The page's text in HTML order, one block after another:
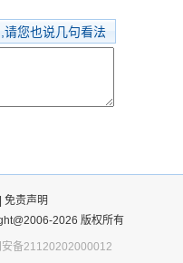
请您也说几句看法
| 免责声明
2026 版权所有
安备21120202000012